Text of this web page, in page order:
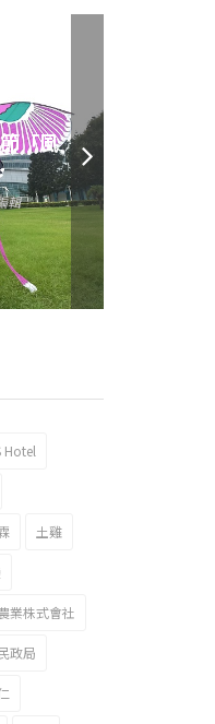
「風
輯
消費
輯
Hotel
土雞
業株式會社
政局